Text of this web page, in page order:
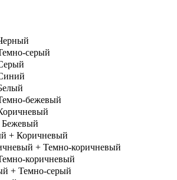
серый
бежевый
+ Коричневый
+ Темно-коричневый
коричневый
+ Темно-серый